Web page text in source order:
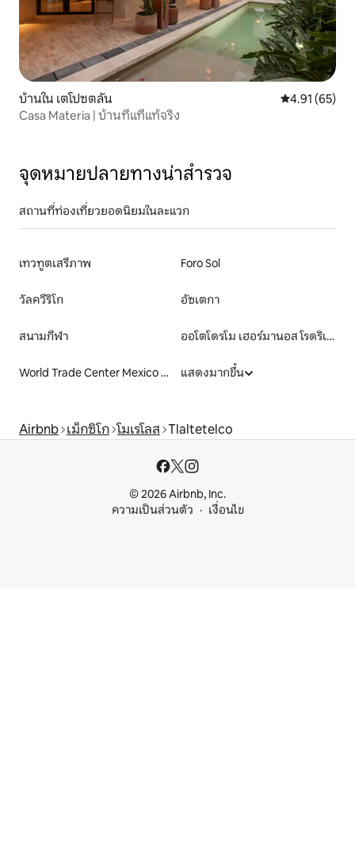
บ้านใน เตโปซตลัน คะแนนเฉลี่ย
4.91 (65)
Casa Materia | บ้านที่แที่แท้จริง
จุดหมายปลายทางน่าสำรวจ
สถานที่ท่องเที่ยวยอดนิยมในละแวก
เทวทูตเสรีภาพ Foro Sol
วัลควีริโก อัซเตกา
สนามกีฬา ออโตโดรโม เฮอร์มานอส โรดริเกซ
World Trade Center Mexico City แสดงมากขึ้น
Airbnb เม็กซิโก โมเรโลส Tlaltetelco
© 2026 Airbnb, Inc.
ความเป็นส่วนตัว
เงื่อนไข